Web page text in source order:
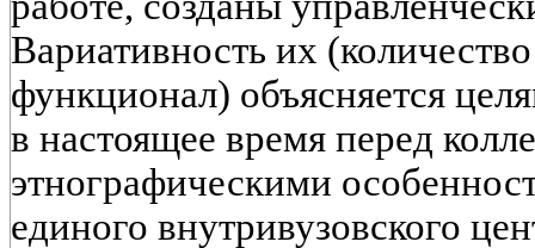
Вариативность их
функционал) объясняется
в настоящее время перед
этнографическими
единого внутривузовского